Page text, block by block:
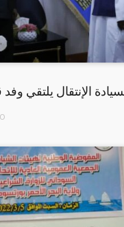
الإنتقال يلتقي وفد